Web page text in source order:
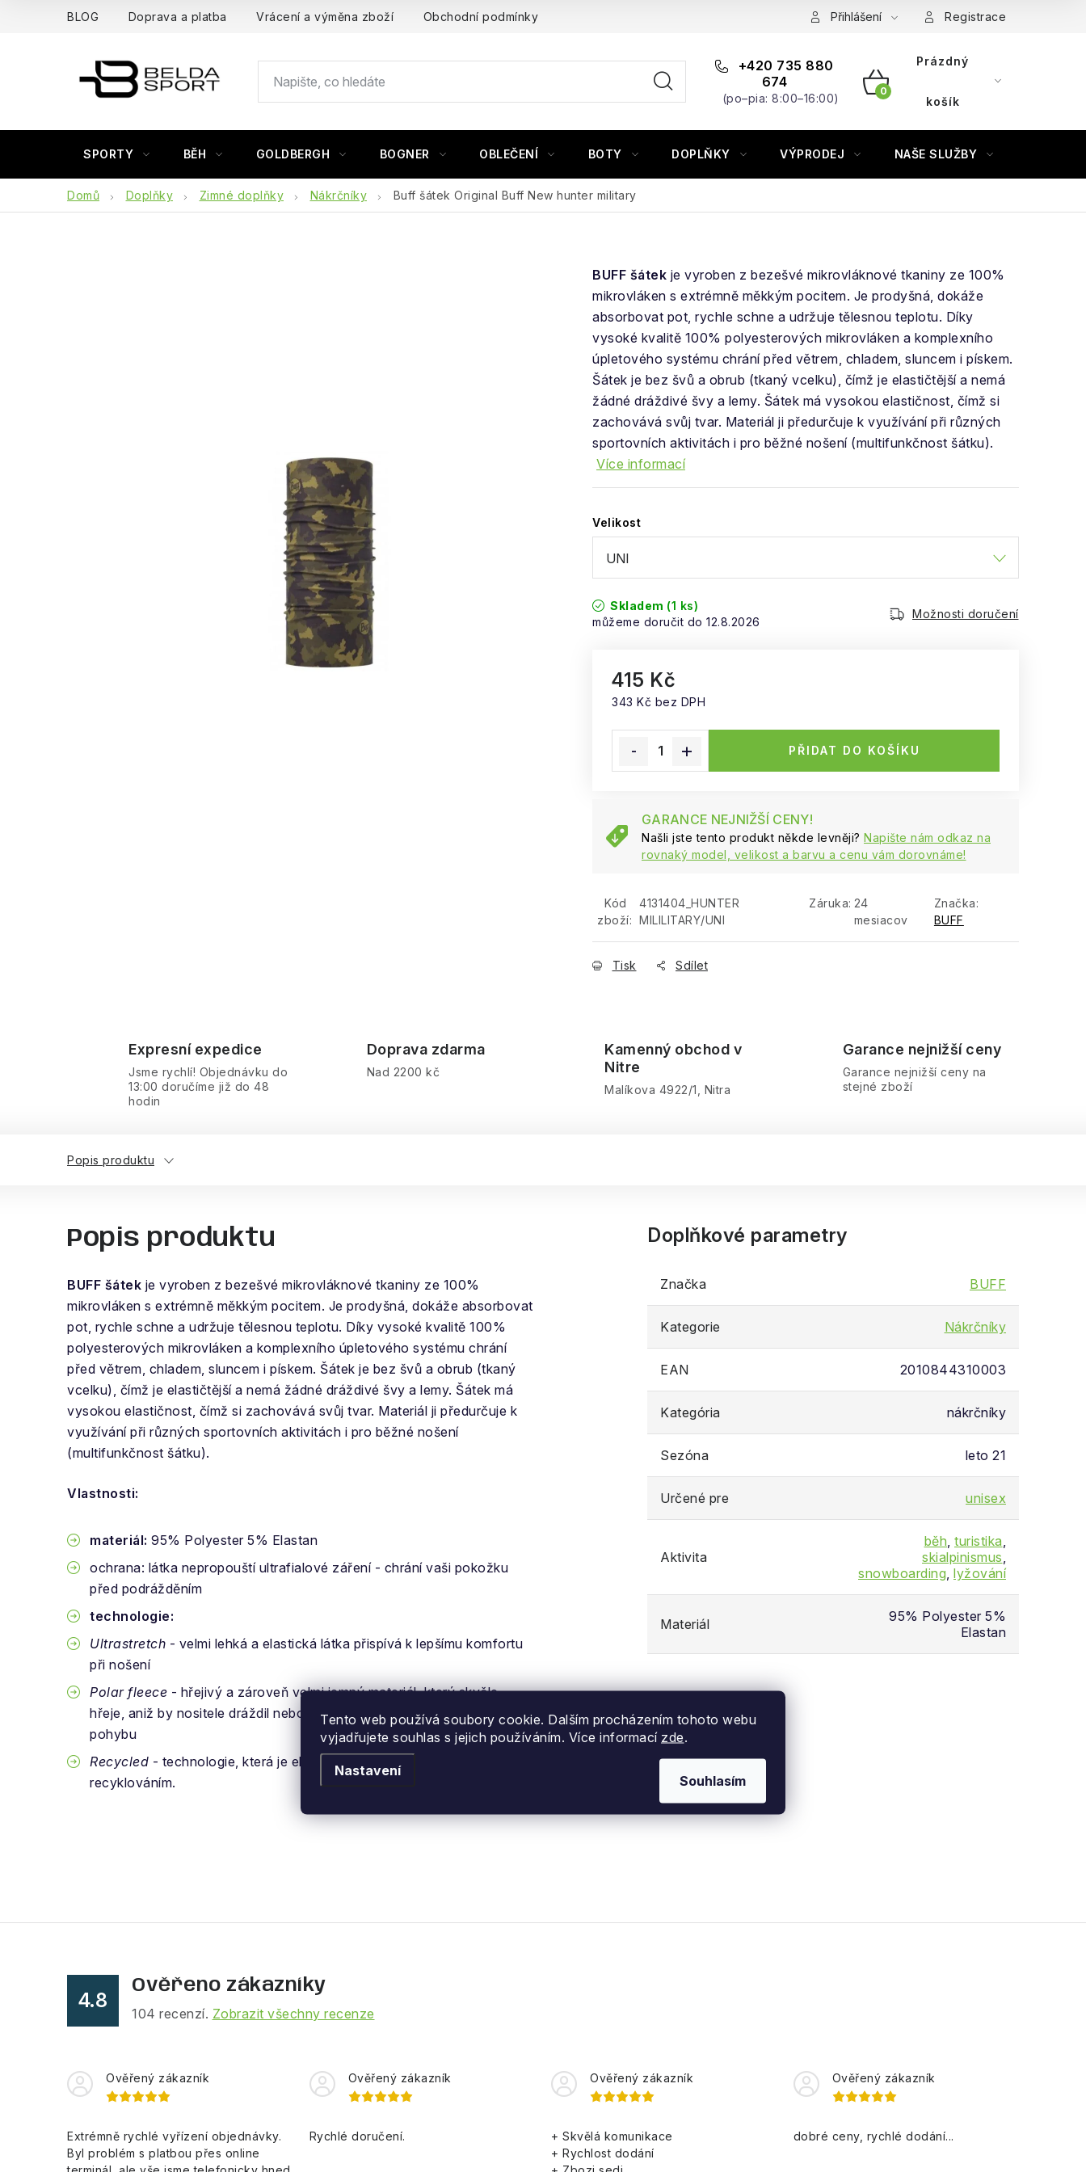
Tento web používá soubory cookie. Dalším procházením tohoto webu
vyjadřujete souhlas s jejich používáním. Více informací zde.
Nastavení
Souhlasím
BLOG Doprava a platba Vrácení a výměna zboží Obchodní podmínky Přihlášení Registrace
+420 735 880
674
(po–pia: 8:00–16:00) NÁKUPNÍ
Prázdný
košík
SPORTY BĚH GOLDBERGH BOGNER OBLEČENÍ BOTY DOPLŇKY VÝPRODEJ NAŠE SLUŽBY
Domů Doplňky Zimné doplňky Nákrčníky Buff šátek Original Buff New hunter military
BUFF šátek je vyroben z bezešvé mikrovláknové tkaniny ze 100%
mikrovláken s extrémně měkkým pocitem. Je prodyšná, dokáže
absorbovat pot, rychle schne a udržuje tělesnou teplotu. Díky
vysoké kvalitě 100% polyesterových mikrovláken a komplexního
úpletového systému chrání před větrem, chladem, sluncem i pískem.
Šátek je bez švů a obrub (tkaný vcelku), čímž je elastičtější a nemá
žádné dráždivé švy a lemy. Šátek má vysokou elastičnost, čímž si
zachovává svůj tvar. Materiál ji předurčuje k využívání při různých
sportovních aktivitách i pro běžné nošení (multifunkčnost šátku).
Více informací
Velikost
Skladem (1 ks)
12.8.2026
Možnosti doručení
415 Kč
343 Kč bez DPH
PŘIDAT DO KOŠÍKU
GARANCE NEJNIŽŠÍ CENY!
Našli jste tento produkt někde levněji? Napište nám odkaz na
rovnaký model, velikost a barvu a cenu vám dorovnáme!
Kód
zboží:
4131404_HUNTER
MILILITARY/UNI
Záruka: 24
mesiacov
Značka:
BUFF
Tisk Sdílet
Expresní expedice
Jsme rychlí! Objednávku do
13:00 doručíme již do 48
hodin
Doprava zdarma
Nad 2200 kč
Kamenný obchod v
Nitre
Malíkova 4922/1, Nitra
Garance nejnižší ceny
Garance nejnižší ceny na
stejné zboží
Popis produktu
Popis produktu
BUFF šátek je vyroben z bezešvé mikrovláknové tkaniny ze 100%
mikrovláken s extrémně měkkým pocitem. Je prodyšná, dokáže absorbovat
pot, rychle schne a udržuje tělesnou teplotu. Díky vysoké kvalitě 100%
polyesterových mikrovláken a komplexního úpletového systému chrání
před větrem, chladem, sluncem i pískem. Šátek je bez švů a obrub (tkaný
vcelku), čímž je elastičtější a nemá žádné dráždivé švy a lemy. Šátek má
vysokou elastičnost, čímž si zachovává svůj tvar. Materiál ji předurčuje k
využívání při různých sportovních aktivitách i pro běžné nošení
(multifunkčnost šátku).
Vlastnosti:
materiál: 95% Polyester 5% Elastan
ochrana: látka nepropouští ultrafialové záření - chrání vaši pokožku
před podrážděním
technologie:
Ultrastretch - velmi lehká a elastická látka přispívá k lepšímu komfortu
při nošení
Polar fleece - hřejivý a zároveň velmi jemný materiál, který skvěle
hřeje, aniž by nositele dráždil nebo omezoval svou mohutností v
pohybu
Recycled - technologie, která je ekologicky šetrná. Materiál je vytvořen
recyklováním.
Doplňkové parametry
Značka BUFF
Kategorie Nákrčníky
EAN 2010844310003
Kategória nákrčníky
Sezóna leto 21
Určené pre unisex
Aktivita
běh, turistika,
skialpinismus,
snowboarding, lyžování
Materiál
95% Polyester 5%
Elastan
4.8
Ověřeno zákazníky
104 recenzí. Zobrazit všechny recenze
Ověřený zákazník
Extrémně rychlé vyřízení objednávky.
Byl problém s platbou přes online
Ověřený zákazník
Rychlé doručení.
Ověřený zákazník
+ Skvělá komunikace
+ Rychlost dodání
Ověřený zákazník
dobré ceny, rychlé dodání...